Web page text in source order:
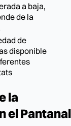
a baja,
de la
de
disponible
la
el Pantanal